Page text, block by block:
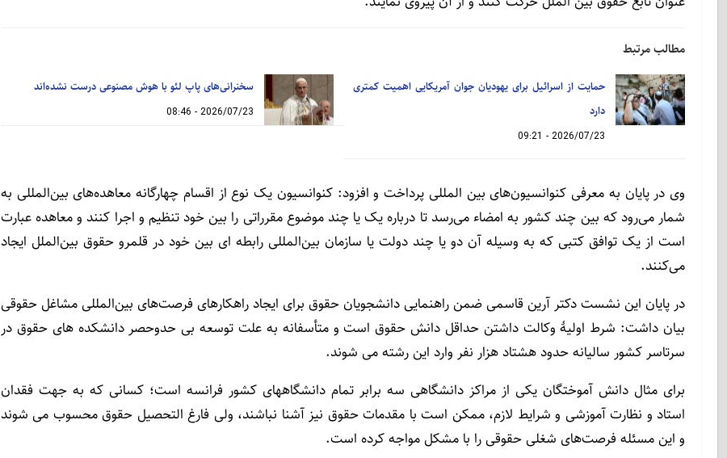
مطالب مرتبط
حمایت از اسرائیل برای یهودیان جوان آمریکایی اهمیت کمتری
دارد
2026/07/23 - 09:21
سخنرانی‌های پاپ لئو با هوش مصنوعی درست نشده‌اند
2026/07/23 - 08:46
وی در پایان به معرفی کنوانسیون‌های بین المللی پرداخت و افزود: کنوانسیون یک نوع از اقسام چهارگانه معاهده‌های بین‌المللی به
شمار می‌رود که بین چند کشور به امضاء می‌رسد تا درباره یک یا چند موضوع مقرراتی را بین خود تنظیم و اجرا کنند و معاهده عبارت
است از یک توافق کتبی که به وسیله آن دو یا چند دولت یا سازمان بین‌المللی رابطه ای بین خود در قلمرو حقوق بین‌الملل ایجاد
می‌کنند.
در پایان این نشست دکتر آرین قاسمی ضمن راهنمایی دانشجویان حقوق برای ایجاد راهکارهای فرصت‌های بین‌المللی مشاغل حقوقی
بیان داشت: شرط اولیۀ وکالت داشتن حداقل دانش حقوق است و متأسفانه به علت توسعه بی حدوحصر دانشکده های حقوق در
سرتاسر کشور سالیانه حدود هشتاد هزار نفر وارد این رشته می شوند.
برای مثال دانش آموختگان یکی از مراکز دانشگاهی سه برابر تمام دانشگاههای کشور فرانسه است؛ کسانی که به جهت فقدان
استاد و نظارت آموزشی و شرایط لازم، ممکن است با مقدمات حقوق نیز آشنا نباشند، ولی فارغ التحصیل حقوق محسوب می شوند
و این مسئله فرصت‌های شغلی حقوقی را با مشکل مواجه کرده است.